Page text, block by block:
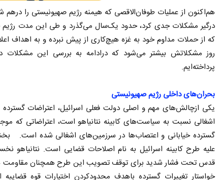
هم‌اکنون از عملیات طوفان‌الاقصی که هیمنه رژیم صهیونیستی را
درگیر مشکلات جدی کرد، حدود یک‌سال می‌گذرد و طی این مدت رژیم
که از حملات مداوم خود به غزه هیچ‌کاری از پیش نبرده و به اهداف
روز مشکلاتش بیشتر می‌شود که در‌ادامه به بررسی این مشکلات
پرداخته‌ایم.
بحران‌های داخلی رژیم صهیونیستی
یکی ازچالش‌های مهم و اصلی دولت فعلی اسرائیل، اعتراضات
اشغالی نسبت به سیاست‌های کابینه نتانیاهو است، اعتراضاتی که
گسترده خیابانی و اعتصاب‌ها در سرزمین‌های اشغالی شده است.
علیه طرح کابینه اسرائیل به نام اصلاحات قضایی است. نتانیاهو
قدس تحت فشار شدید برای توقف تصویب این طرح همچنان مقاومت
خواستار تغییرات گسترده با‌هدف محدود‌کردن اختیارات قوه